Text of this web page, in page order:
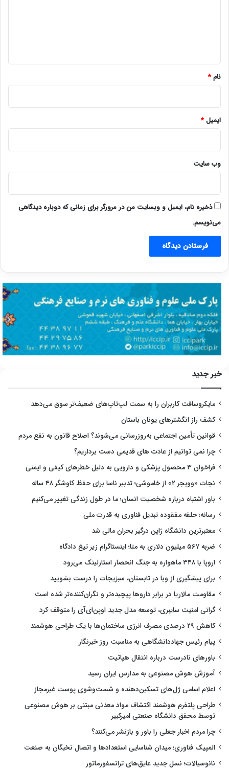
نام*
ایمیل*
وب‌ سایت
ذخیره نام، ایمیل و وبسایت من در مرورگر برای زمانی که دوباره دیدگاهی
می‌نویسم.
خبر جدید
مایکروسافت کاربران را به سمت لپ‌تاپ‌های ضعیف‌تر سوق می‌دهد
کشف راز انگشترهای یونان باستان
قوانین تأمین اجتماعی به‌روزرسانی می‌شوند؟ اصلاح قانون به نفع مردم
چرا نمی توانیم از عادت های قدیمی دست برداریم؟
فراخوان ۳ محصول پزشکی و دارویی به دلیل خطرهای کیفی و ایمنی
نجات «وویجر ۲» از خاموشی؛ تدبیر ناسا برای حفظ کاوشگر ۴۸ ساله
باور اشتباه درباره شخصیت انسان؛ ما در طول زندگی تغییر می‌کنیم
رسانه؛ حلقه مفقوده تبدیل فناوری به قدرت ملی
معتبرترین دانشگاه ژاپن درگیر بحران مالی شد
ضربه ۵۶۷ میلیون دلاری به متا؛ اینستاگرام زیر تیغ دادگاه
اروپا با ۳۴۸ ماهواره به جنگ انحصار استارلینک می‌رود
برای پیشگیری از وبا در تابستان، سبزیجات را درست بشویید
مقاومت مالاریا در برابر داروها پیچیده‌تر و نگران‌کننده‌تر شده است
گرانی امنیت سایبری، توسعه مدل جدید اوپن‌ای‌آی را متوقف کرد
کاهش ۲۹ درصدی مصرف انرژی ساختمان‌ها با یک طراحی هوشمند
پیام رئیس جهاددانشگاهی به مناسبت روز خبرنگار
باورهای نادرست درباره انتقال هپاتیت
آموزش هوش مصنوعی به مدارس ایران رسید
اعلام اسامی ژل‌های تسکین‌دهنده و شست‌وشوی پوست غیرمجاز
طراحی پلتفرم هوشمند اکتشاف مواد معدنی مبتنی بر هوش مصنوعی
توسط محقق دانشگاه صنعتی امیرکبیر
چرا مردم اخبار جعلی را باور و بازنشر می‌کنند؟
المپیک فناوری؛ میدان شناسایی استعدادها و اتصال نخبگان به صنعت
نانوسیالات؛ نسل جدید عایق‌های ترانسفورماتور